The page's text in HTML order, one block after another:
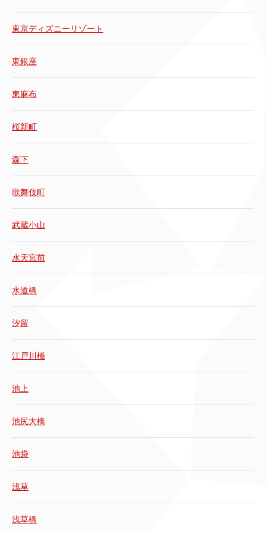
東京ディズニーリゾート
東銀座
東麻布
桜新町
森下
歌舞伎町
武蔵小山
水天宮前
水道橋
汐留
江戸川橋
池上
池尻大橋
池袋
浅草
浅草橋